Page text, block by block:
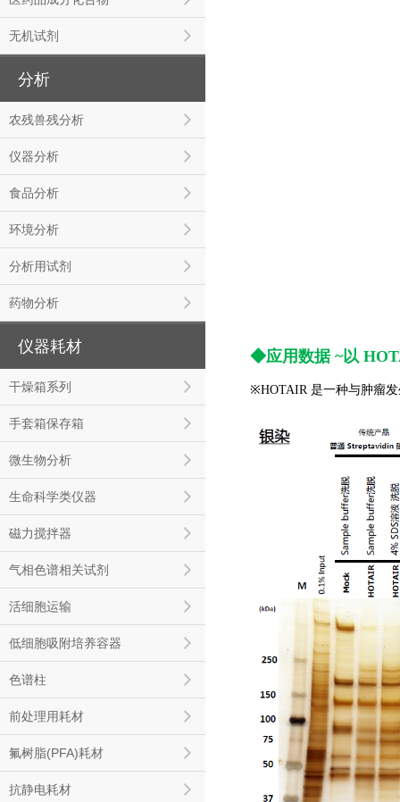
无机试剂
分析
农残兽残分析
仪器分析
食品分析
环境分析
分析用试剂
药物分析
仪器耗材
干燥箱系列
手套箱保存箱
微生物分析
生命科学类仪器
磁力搅拌器
气相色谱相关试剂
活细胞运输
低细胞吸附培养容器
色谱柱
前处理用耗材
氟树脂(PFA)耗材
抗静电耗材
◆应用数据 ~以
※HOTAIR 是一种与肿瘤